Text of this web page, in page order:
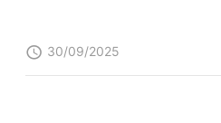
30/09/2025